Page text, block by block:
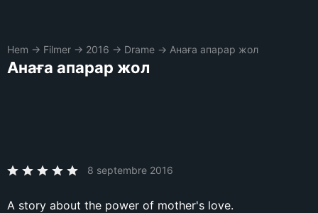
Hem → Filmer → 2016 → Drame → Анаға апарар жол
Анаға апарар жол
8 septembre 2016
A story about the power of mother's love.